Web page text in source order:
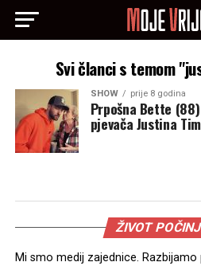
Svi članci s temom
SHOW prije 8 godina
Prpošna Bette
pjevača Justina
ŽIVOT
Mi smo medij zajednice.